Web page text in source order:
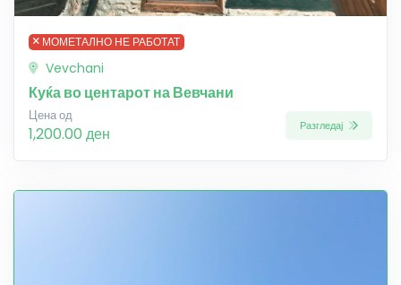
МОМЕТАЛНО НЕ РАБОТАТ
Vevchani
Куќа во центарот на Вевчани
Цена од
1,200.00 ден Разгледај